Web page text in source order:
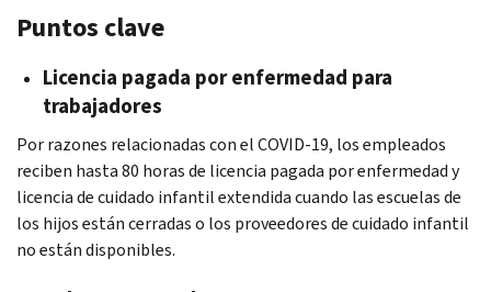
Puntos clave
Licencia pagada por enfermedad para
trabajadores
Por razones relacionadas con el COVID-19, los empleados
reciben hasta 80 horas de licencia pagada por enfermedad y
licencia de cuidado infantil extendida cuando las escuelas de
los hijos están cerradas o los proveedores de cuidado infantil
no están disponibles.